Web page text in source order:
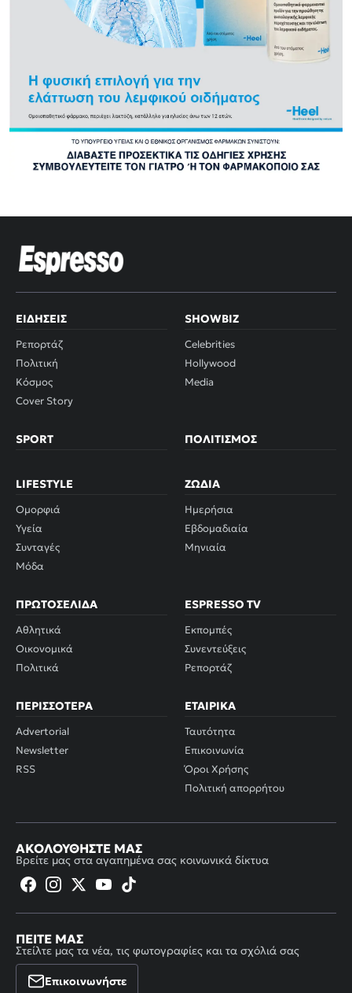
ΕΙΔΉΣΕΙΣ
Ρεπορτάζ
Πολιτική
Κόσμος
Cover Story
SHOWBIZ
Celebrities
Hollywood
Media
SPORT ΠΟΛΙΤΙΣΜΌΣ
LIFESTYLE
Ομορφιά
Υγεία
Συνταγές
Μόδα
ΖΏΔΙΑ
Ημερήσια
Εβδομαδιαία
Μηνιαία
ΠΡΩΤΟΣΈΛΙΔΑ
Αθλητικά
Οικονομικά
Πολιτικά
ESPRESSO TV
Εκπομπές
Συνεντεύξεις
Ρεπορτάζ
ΠΕΡΙΣΣΌΤΕΡΑ
Advertorial
Newsletter
RSS
ΕΤΑΙΡΙΚΆ
Ταυτότητα
Επικοινωνία
Όροι Χρήσης
Πολιτική απορρήτου
ΑΚΟΛΟΥΘΉΣΤΕ ΜΑΣ
Βρείτε μας στα αγαπημένα σας κοινωνικά δίκτυα
ΠΕΊΤΕ ΜΑΣ
Στείλτε μας τα νέα, τις φωτογραφίες και τα σχόλιά σας
Επικοινωνήστε